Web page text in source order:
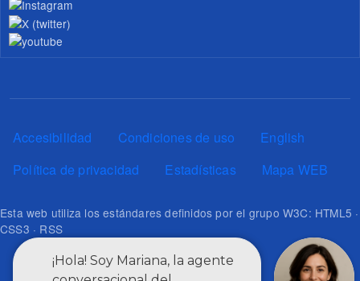
Pie de página
Accesibilidad Condiciones de uso
English
Política de privacidad
Estadísticas Mapa WEB
Esta web utiliza los estándares definidos por el grupo W3C: HTML5 ·
CSS3 · RSS